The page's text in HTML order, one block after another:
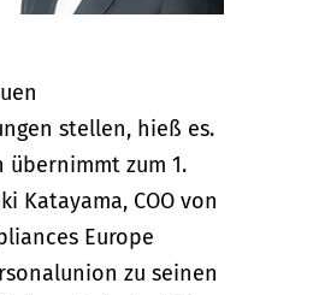
stellen, hieß es.
übernimmt zum 1.
Katayama, COO von
Europe
zu seinen